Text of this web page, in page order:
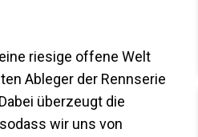
riesige offene Welt
Ableger der Rennserie
überzeugt die
wir uns von